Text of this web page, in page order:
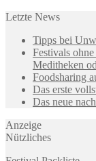
Letzte News
Tipps bei
Festivals
Meditheken
Foodsharing
Das erste
Das neue
Anzeige
Nützliches